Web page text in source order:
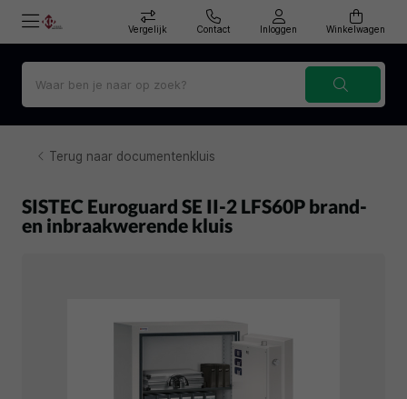
Vergelijk Contact Inloggen Winkelwagen
Terug naar documentenkluis
SISTEC Euroguard SE II-2 LFS60P brand-
en inbraakwerende kluis